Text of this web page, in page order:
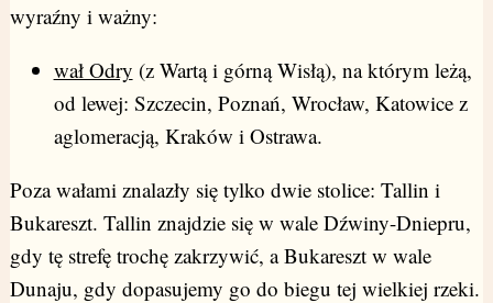
wyraźny i ważny:
wał Odry (z Wartą i górną Wisłą), na którym leżą,
od lewej: Szczecin, Poznań, Wrocław, Katowice z
aglomeracją, Kraków i Ostrawa.
Poza wałami znalazły się tylko dwie stolice: Tallin i
Bukareszt. Tallin znajdzie się w wale Dźwiny-Dniepru,
gdy tę strefę trochę zakrzywić, a Bukareszt w wale
Dunaju, gdy dopasujemy go do biegu tej wielkiej rzeki.